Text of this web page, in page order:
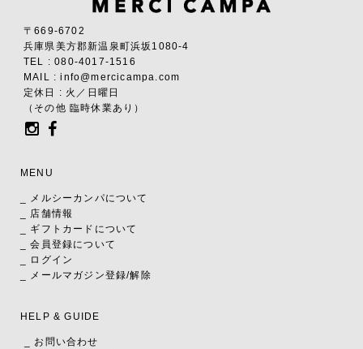
〒669-6702
兵庫県美方郡新温泉町浜坂1080-4
TEL : 080-4017-1516
MAIL : info@mercicampa.com
定休日 : 火／日曜日
（その他 臨時休業あり）
MENU
_ メルシーカンパについて
_ 店舗情報
_ ギフトカードについて
_ 会員登録について
_ ログイン
_ メールマガジン登録/解除
HELP & GUIDE
_ お問い合わせ